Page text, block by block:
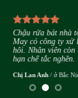
Chậu rửa bát nhà
May có công ty xử
hôi. Nhân viên
hạn chế tắc
Chị Lan Anh / ở Bắc